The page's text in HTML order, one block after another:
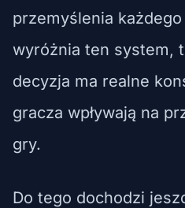
przemyślenia
wyróżnia ten system,
decyzja ma realne
gracza wpływają na
gry.
Do tego dochodzi